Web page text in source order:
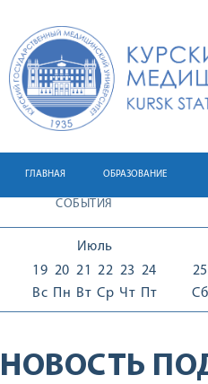
ГЛАВНАЯ ОБРАЗОВАНИЕ
СОБЫТИЯ
Июль
19
Вс
20
Пн
21
Вт
22
Ср
23
Чт
24
Пт
25
Сб
НОВОСТЬ